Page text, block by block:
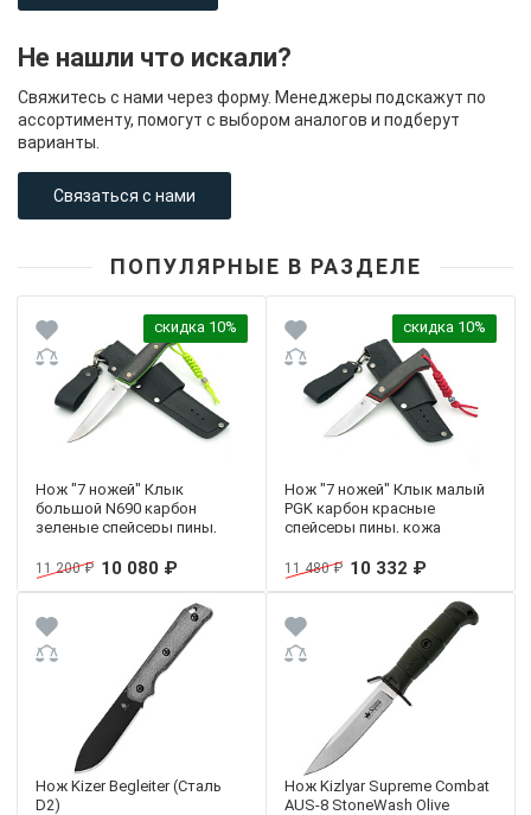
Не нашли что искали?
Свяжитесь с нами через форму. Менеджеры подскажут по
ассортименту, помогут с выбором аналогов и подберут
варианты.
Связаться с нами
ПОПУЛЯРНЫЕ В РАЗДЕЛЕ
скидка 10%
Нож "7 ножей" Клык
большой N690 карбон
зеленые спейсеры пины,
11 200 ₽ 10 080 ₽
скидка 10%
Нож "7 ножей" Клык малый
PGK карбон красные
спейсеры пины, кожа
11 480 ₽ 10 332 ₽
Нож Kizer Begleiter (Сталь
D2)
Нож Kizlyar Supreme Combat
AUS-8 StoneWash Olive